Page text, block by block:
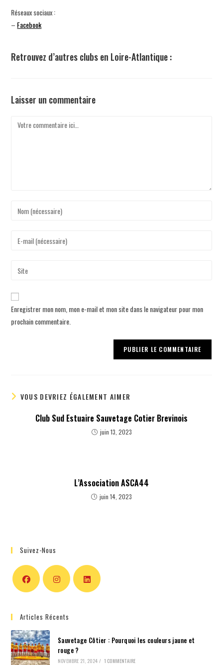
Réseaux sociaux :
– Facebook
Retrouvez d’autres clubs en Loire-Atlantique :
Laisser un commentaire
Enregistrer mon nom, mon e-mail et mon site dans le navigateur pour mon
prochain commentaire.
VOUS DEVRIEZ ÉGALEMENT AIMER
Club Sud Estuaire Sauvetage Cotier Brevinois
juin 13, 2023
L’Association ASCA44
juin 14, 2023
Suivez-Nous
Articles Récents
Sauvetage Côtier : Pourquoi les couleurs jaune et
rouge ?
NOVEMBRE 21, 2024 / 1 COMMENTAIRE